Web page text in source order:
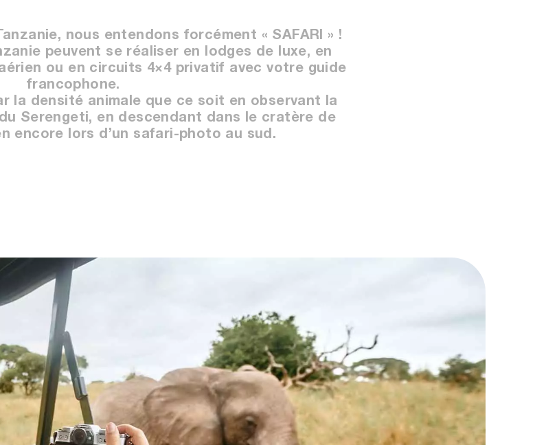
nous entendons forcément « SAFARI » !
peuvent se réaliser en lodges de luxe, en
ou en circuits 4×4 privatif avec votre guide
francophone.
la densité animale que ce soit en observant la
Serengeti, en descendant dans le cratère de
encore lors d’un safari-photo au sud.